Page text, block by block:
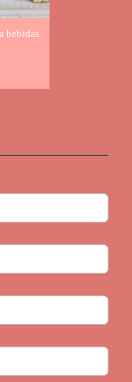
bebidas